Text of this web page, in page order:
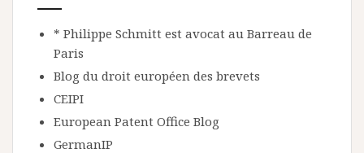
* Philippe Schmitt est avocat au Barreau de
Paris
Blog du droit européen des brevets
CEIPI
European Patent Office Blog
GermanIP